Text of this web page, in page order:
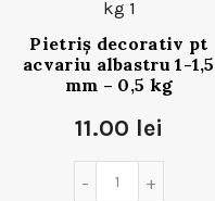
Pietriș decorativ pt
acvariu albastru 1-1,5
mm – 0,5 kg
11.00 lei